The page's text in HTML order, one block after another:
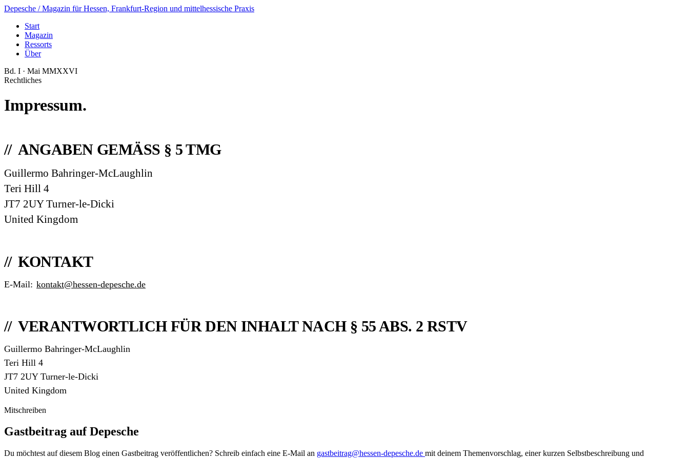
Depesche / Magazin für Hessen, Frankfurt-Region und mittelhessische Praxis
Start
Magazin
Ressorts
Über
Bd. I · Mai MMXXVI
Rechtliches
Impressum.
ANGABEN GEMÄSS § 5 TMG
Guillermo Bahringer-McLaughlin
Teri Hill 4
JT7 2UY Turner-le-Dicki
United Kingdom
KONTAKT
E-Mail: kontakt@hessen-depesche.de
VERANTWORTLICH FÜR DEN INHALT NACH § 55 ABS. 2 RSTV
Guillermo Bahringer-McLaughlin
Teri Hill 4
JT7 2UY Turner-le-Dicki
United Kingdom
Mitschreiben
Gastbeitrag auf Depesche
Du möchtest auf diesem Blog einen Gastbeitrag veröffentlichen? Schreib einfach eine E-Mail an gastbeitrag@hessen-depesche.de mit deinem Themenvorschlag, einer kurzen Selbstbeschreibung und